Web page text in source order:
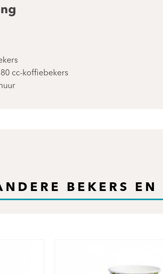
cc-koffiebekers
BEKERS EN